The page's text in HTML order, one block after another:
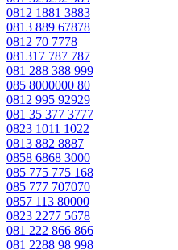
0812 1881 3883
0813 889 67878
0812 70 7778
081317 787 787
081 288 388 999
085 8000000 80
0812 995 92929
081 35 377 3777
0823 1011 1022
0813 882 8887
0858 6868 3000
085 775 775 168
085 777 707070
0857 113 80000
0823 2277 5678
081 222 866 866
081 2288 98 998